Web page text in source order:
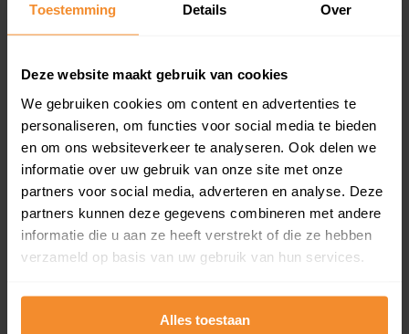
Toestemming Details Over
Deze website maakt gebruik van cookies
We gebruiken cookies om content en advertenties te
personaliseren, om functies voor social media te bieden
en om ons websiteverkeer te analyseren. Ook delen we
informatie over uw gebruik van onze site met onze
partners voor social media, adverteren en analyse. Deze
partners kunnen deze gegevens combineren met andere
informatie die u aan ze heeft verstrekt of die ze hebben
verzameld op basis van uw gebruik van hun services.
Alles toestaan
en koopdatum) binnen een postcodegebied. Dit
inclusief een jaar lang gratis updates van nieuwe
Bekijk product
Direct leverbaar
Kadastrale kaart pakket
Alleen globale ligging perceel